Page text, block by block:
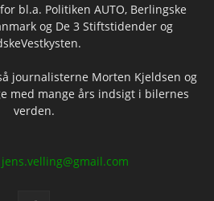
bl.a. Politiken AUTO, Berlingske
og De 3 Stiftstidender og
journalisterne Morten Kjeldsen og
med mange års indsigt i bilernes
verden.
jens.velling@gmail.com